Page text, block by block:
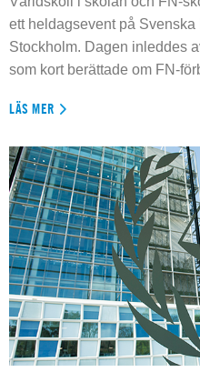
ett heldagsevent på
Stockholm. Dagen inleddes
som kort berättade om FN-
LÄS MER